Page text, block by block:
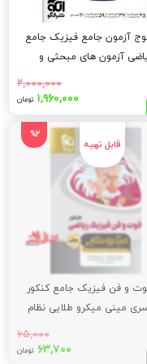
آزمون جامع فیزیک جامع
آزمون های مبحثی و
۲,۰۰۰,۰۰۰
قیمت
اصلی:
۲,۰۰۰,۰۰۰
تومان
بود.
۱,۹۶۰,۰۰۰ تومان
و فن فیزیک جامع کنکور
مینی میکرو طلایی نظام
۶۵,۰۰۰
قیمت
۶۳,۷۰۰ تومان